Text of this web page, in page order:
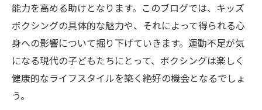
能力を高める助けとなります。このブログでは、キッズ
ボクシングの具体的な魅力や、それによって得られる心
身への影響について掘り下げていきます。運動不足が気
になる現代の子どもたちにとって、ボクシングは楽しく
健康的なライフスタイルを築く絶好の機会となるでしょ
う。